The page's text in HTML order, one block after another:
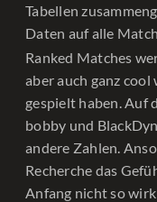
Tabellen
Daten auf alle
Ranked Matches
aber auch ganz cool
gespielt haben. Auf
bobby und
andere Zahlen.
Recherche das
Anfang nicht so